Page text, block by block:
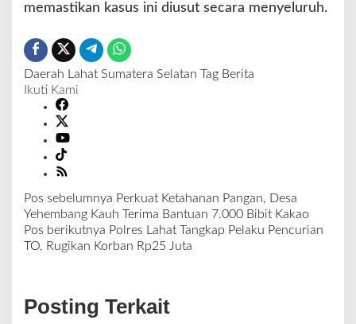
memastikan kasus ini diusut secara menyeluruh.
Daerah Lahat Sumatera Selatan Tag Berita
Ikuti Kami
N
a
v
a
s
Pos sebelumnya Perkuat Ketahanan Pangan, Desa
Yehembang Kauh Terima Bantuan 7.000 Bibit Kakao
Pos berikutnya Polres Lahat Tangkap Pelaku Pencurian
TO, Rugikan Korban Rp25 Juta
Posting Terkait